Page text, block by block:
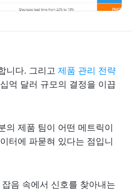
니다. 그리고 제품 관리 전략
억 달러 규모의 결정을 이끕
의 제품 팀이 어떤 메트릭이
터에 파묻혀 있다는 점입니
음 속에서 신호를 찾아내는